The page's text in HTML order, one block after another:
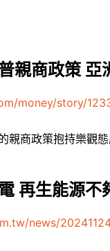
親商政策 亞
money/story/
親商政策抱持樂觀
再生能源不
news/